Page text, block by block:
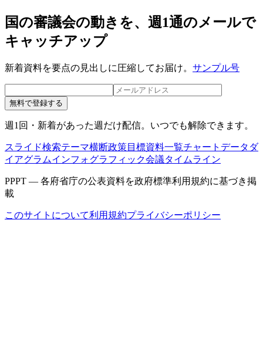
国の審議会の動きを、週1通のメールで
キャッチアップ
新着資料を要点の見出しに圧縮してお届け。 サンプル号
無料で登録する
週1回・新着があった週だけ配信。いつでも解除できます。
スライド検索テーマ横断政策目標資料一覧チャートデータ ダ
イアグラムインフォグラフィック会議タイムライン
PPPT — 各府省庁の公表資料を政府標準利用規約に基づき掲
載
このサイトについて利用規約プライバシーポリシー